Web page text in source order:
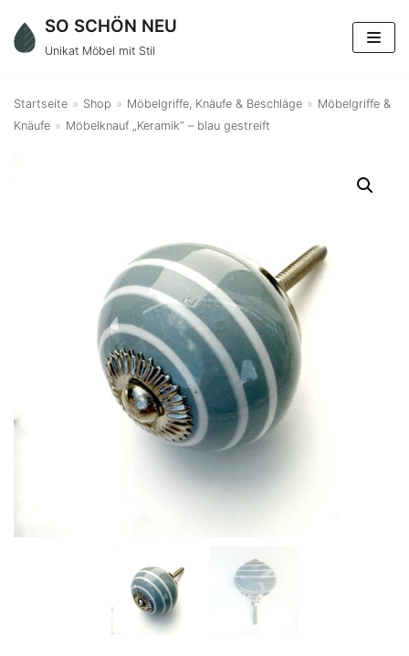
Zum
Inhalt
SO SCHÖN NEU
Unikat Möbel mit Stil
Startseite » Shop » Möbelgriffe, Knäufe & Beschläge » Möbelgriffe &
Knäufe » Möbelknauf „Keramik“ – blau gestreift